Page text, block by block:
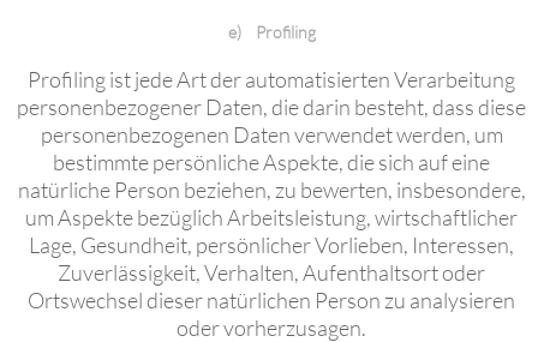
e) Profiling
Profiling ist jede Art der automatisierten Verarbeitung
personenbezogener Daten, die darin besteht, dass diese
personenbezogenen Daten verwendet werden, um
bestimmte persönliche Aspekte, die sich auf eine
natürliche Person beziehen, zu bewerten, insbesondere,
um Aspekte bezüglich Arbeitsleistung, wirtschaftlicher
Lage, Gesundheit, persönlicher Vorlieben, Interessen,
Zuverlässigkeit, Verhalten, Aufenthaltsort oder
Ortswechsel dieser natürlichen Person zu analysieren
oder vorherzusagen.